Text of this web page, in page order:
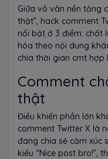
Giữa vô vàn nền tảng
thật”, hack comment
nổi bật ở 3 điểm: chất
hóa theo nội dung
chia thời gian cmt hợp
Comment
thật
Điều khiến phần lớn
comment Twitter X là
đang chia sẻ cảm xúc
kiểu “Nice post bro!”,